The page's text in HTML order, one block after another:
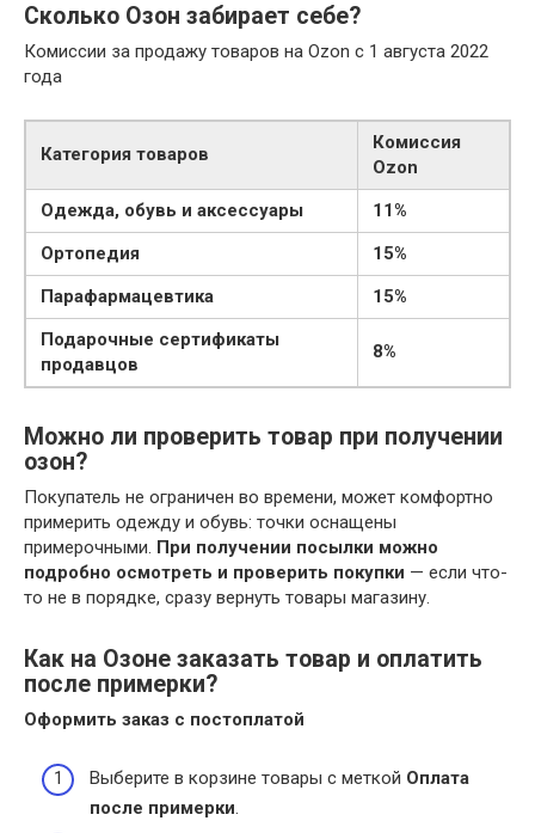
Сколько Озон забирает себе?
Комиссии за продажу товаров на Ozon c 1 августа 2022
года
Категория товаров
Комиссия
Ozon
Одежда, обувь и аксессуары
11%
Ортопедия
15%
Парафармацевтика
15%
Подарочные сертификаты
продавцов
8%
Можно ли проверить товар при получении
озон?
Покупатель не ограничен во времени, может комфортно
примерить одежду и обувь: точки оснащены
примерочными. При получении посылки можно
подробно осмотреть и проверить покупки — если что-
то не в порядке, сразу вернуть товары магазину.
Как на Озоне заказать товар и оплатить
после примерки?
Оформить заказ с постоплатой
Выберите в корзине товары с меткой Оплата
после примерки.